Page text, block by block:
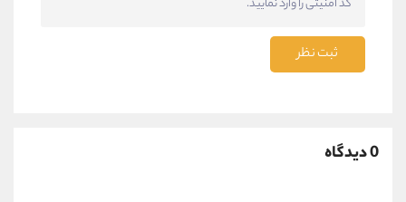
ثبت نظر
0 دیدگاه